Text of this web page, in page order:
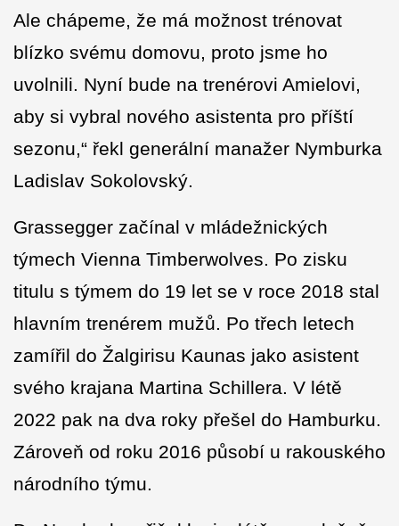
Ale chápeme, že má možnost trénovat
blízko svému domovu, proto jsme ho
uvolnili. Nyní bude na trenérovi Amielovi,
aby si vybral nového asistenta pro příští
sezonu,“ řekl generální manažer Nymburka
Ladislav Sokolovský.
Grassegger začínal v mládežnických
týmech Vienna Timberwolves. Po zisku
titulu s týmem do 19 let se v roce 2018 stal
hlavním trenérem mužů. Po třech letech
zamířil do Žalgirisu Kaunas jako asistent
svého krajana Martina Schillera. V létě
2022 pak na dva roky přešel do Hamburku.
Zároveň od roku 2016 působí u rakouského
národního týmu.